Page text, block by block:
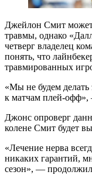
Джейлон Смит может
травмы, однако
четверг владелец
понять, что
травмированных
«Мы не будем делать
к матчам плей-
Джонс опроверг
колене Смит будет
«Лечение нерва
никаких гарантий,
сезон», —